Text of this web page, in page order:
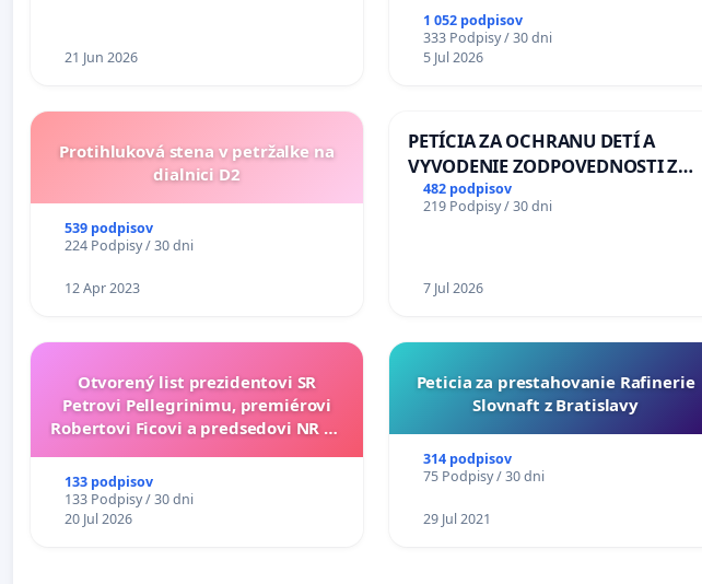
21 Jun 2026
1 052 podpisov
333 Podpisy / 30 dni
5 Jul 2026
Protihluková stena v petržalke na
dialnici D2
539 podpisov
224 Podpisy / 30 dni
12 Apr 2023
PETÍCIA ZA OCHRANU DETÍ A
VYVODENIE ZODPOVEDNOSTI ZA
DLHOROČNÚ NEČINNOSŤ A
ZLYHANIE ŠTÁTU
482 podpisov
219 Podpisy / 30 dni
7 Jul 2026
Otvorený list prezidentovi SR
Petrovi Pellegrinimu, premiérovi
Robertovi Ficovi a predsedovi NR SR
133 podpisov
133 Podpisy / 30 dni
20 Jul 2026
Peticia za prestahovanie Rafinerie
Slovnaft z Bratislavy
314 podpisov
75 Podpisy / 30 dni
29 Jul 2021